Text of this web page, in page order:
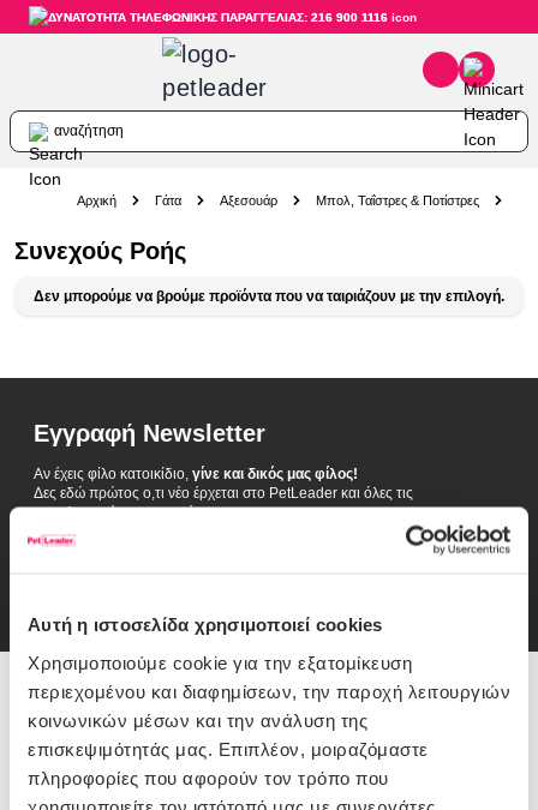
Αυτή η ιστοσελίδα χρησιμοποιεί cookies
Χρησιμοποιούμε cookie για την εξατομίκευση
περιεχομένου και διαφημίσεων, την παροχή λειτουργιών
κοινωνικών μέσων και την ανάλυση της
επισκεψιμότητάς μας. Επιπλέον, μοιραζόμαστε
πληροφορίες που αφορούν τον τρόπο που
χρησιμοποιείτε τον ιστότοπό μας με συνεργάτες
ΔΥΝΑΤΟΤΗΤΑ ΤΗΛΕΦΩΝΙΚΗΣ ΠΑΡΑΓΓΕΛΙΑΣ: 216 900 1116
Skip to Content
αναζήτηση
Αρχική Γάτα Αξεσουάρ Μπολ, Ταΐστρες & Ποτίστρες
Συνεχούς Ροής
Δεν μπορούμε να βρούμε προϊόντα που να ταιριάζουν με την επιλογή.
Εγγραφή Newsletter
Αν έχεις φίλο κατοικίδιο, γίνε και δικός μας φίλος!
Δες εδώ πρώτος ο,τι νέο έρχεται στο PetLeader και όλες τις
αποκλειστικές προσφορές.
216 900 1116
Θέλεις Βοήθεια;